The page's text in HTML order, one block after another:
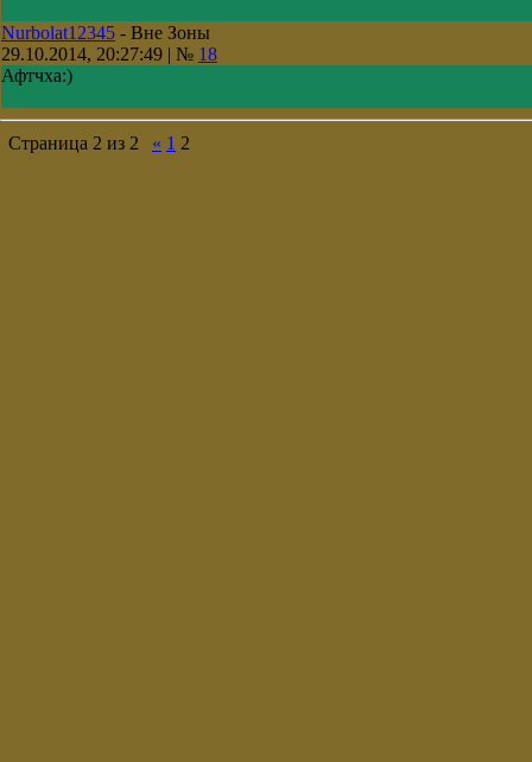
Nurbolat12345 - Вне Зоны
29.10.2014, 20:27:49 | № 18
Афтчха:)
Страница 2 из 2 « 1 2